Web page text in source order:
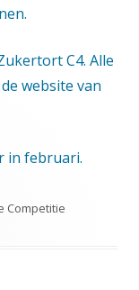
C4. Alle
website van
in februari.
Competitie